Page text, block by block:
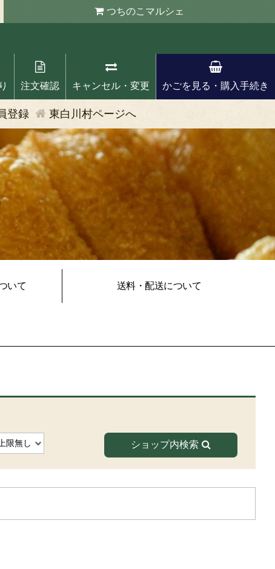
つちのこ マルシェ
注文確認 キャンセル・変更 かごを見る・購入手続き
登録 東白川村ページへ
いて 送料・配送について
ショップ内検索